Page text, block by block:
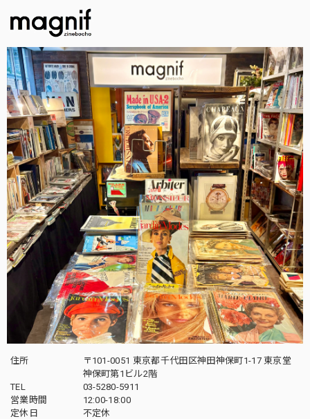
住所
〒101-0051 東京都千代田区神田神保町1-17 東京堂
神保町第1ビル2階
TEL
03-5280-5911
営業時間
12:00-18:00
定休日
不定休